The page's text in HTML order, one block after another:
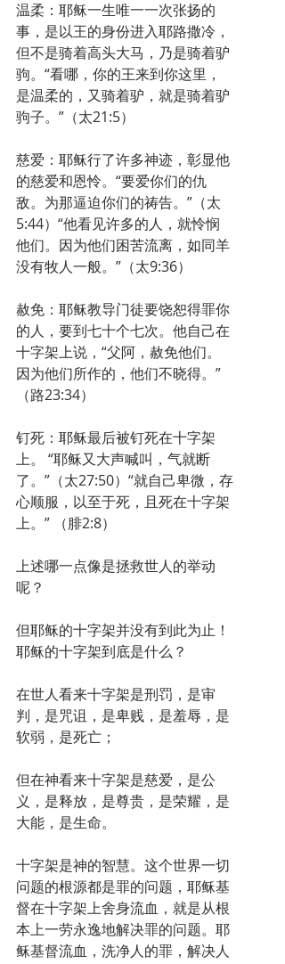
温柔：耶稣一生唯一一次张扬的
事，是以王的身份进入耶路撒冷，
但不是骑着高头大马，乃是骑着驴
驹。“看哪，你的王来到你这里，
是温柔的，又骑着驴，就是骑着驴
驹子。”（太21:5）
慈爱：耶稣行了许多神迹，彰显他
的慈爱和恩怜。“要爱你们的仇
敌。为那逼迫你们的祷告。”（太
5:44）“他看见许多的人，就怜悯
他们。因为他们困苦流离，如同羊
没有牧人一般。”（太9:36）
赦免：耶稣教导门徒要饶恕得罪你
的人，要到七十个七次。他自己在
十字架上说，“父阿，赦免他们。
因为他们所作的，他们不晓得。”
（路23:34）
钉死：耶稣最后被钉死在十字架
上。 “耶稣又大声喊叫，气就断
了。”（太27:50）“就自己卑微，存
心顺服，以至于死，且死在十字架
上。” （腓2:8）
上述哪一点像是拯救世人的举动
呢？
但耶稣的十字架并没有到此为止！
耶稣的十字架到底是什么？
在世人看来十字架是刑罚，是审
判，是咒诅，是卑贱，是羞辱，是
软弱，是死亡；
但在神看来十字架是慈爱，是公
义，是释放，是尊贵，是荣耀，是
大能，是生命。
十字架是神的智慧。这个世界一切
问题的根源都是罪的问题，耶稣基
督在十字架上舍身流血，就是从根
本上一劳永逸地解决罪的问题。耶
稣基督流血，洗净人的罪，解决人